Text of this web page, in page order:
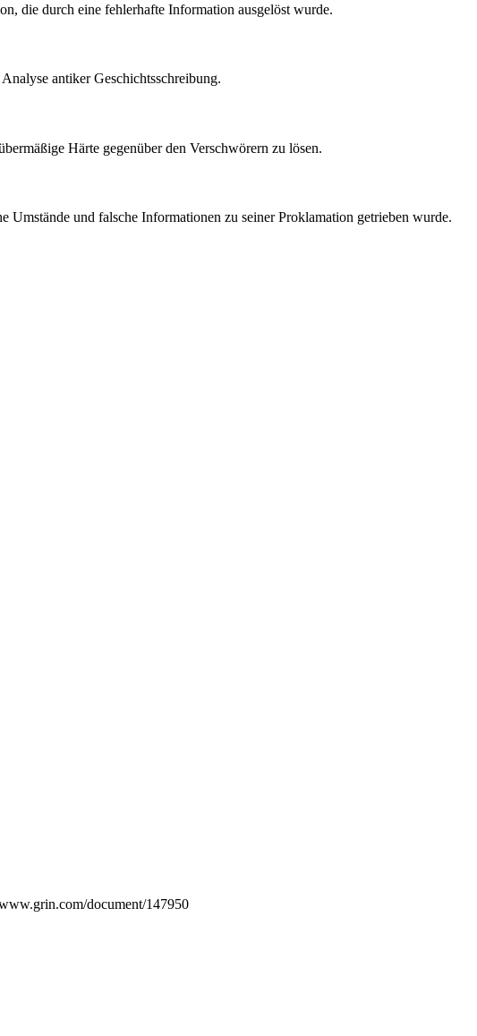
die durch eine fehlerhafte Information ausgelöst wurde.
antiker Geschichtsschreibung.
Härte gegenüber den Verschwörern zu lösen.
und falsche Informationen zu seiner Proklamation getrieben wurde.
document/147950